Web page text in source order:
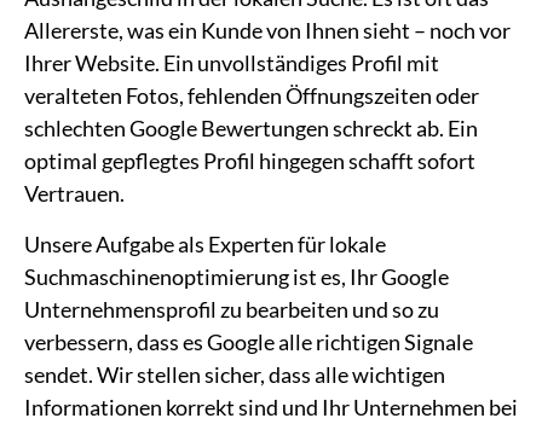
Allererste, was ein Kunde von Ihnen sieht – noch vor
Ihrer Website. Ein unvollständiges Profil mit
veralteten Fotos, fehlenden Öffnungszeiten oder
schlechten Google Bewertungen schreckt ab. Ein
optimal gepflegtes Profil hingegen schafft sofort
Vertrauen.
Unsere Aufgabe als Experten für lokale
Suchmaschinenoptimierung ist es, Ihr Google
Unternehmensprofil zu bearbeiten und so zu
verbessern, dass es Google alle richtigen Signale
sendet. Wir stellen sicher, dass alle wichtigen
Informationen korrekt sind und Ihr Unternehmen bei